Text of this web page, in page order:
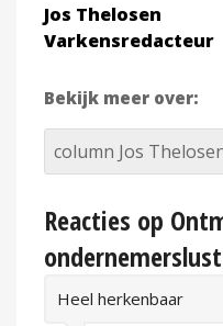
Jos Thelosen
Varkensredacteur
Bekijk meer over:
column Jos
Reacties op
ondernemerslust
Heel herkenbaar